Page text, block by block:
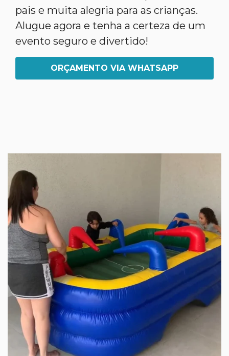
pais e muita alegria para as crianças.
Alugue agora e tenha a certeza de um
evento seguro e divertido!
ORÇAMENTO VIA WHATSAPP